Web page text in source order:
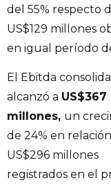
del 55% respecto
US$129 millones
en igual período
El Ebitda
alcanzó a US$367
millones, un
de 24% en
US$296 millones
registrados en el